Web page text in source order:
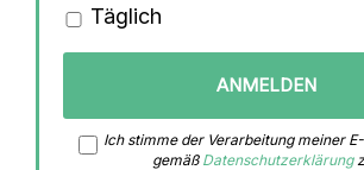
Täglich
Ich stimme der Verarbeitung meiner
gemäß Datenschutzerklärung